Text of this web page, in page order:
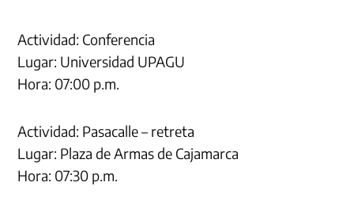
Actividad: Conferencia
Lugar: Universidad UPAGU
Hora: 07:00 p.m.
Actividad: Pasacalle – retreta
Lugar: Plaza de Armas de Cajamarca
Hora: 07:30 p.m.